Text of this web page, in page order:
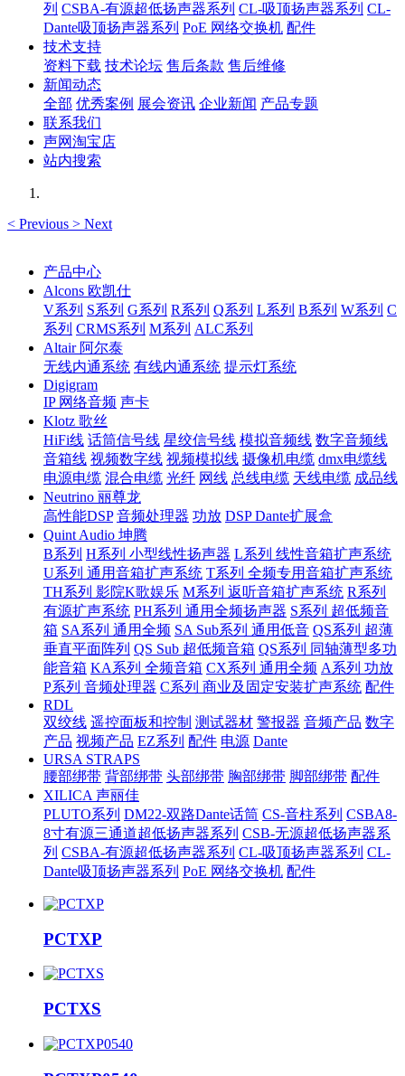
列 CSBA-有源超低扬声器系列 CL-吸顶扬声器系列 CL-
Dante吸顶扬声器系列 PoE 网络交换机 配件
技术支持
资料下载 技术论坛 售后条款 售后维修
新闻动态
全部 优秀案例 展会资讯 企业新闻 产品专题
联系我们
声网淘宝店
站内搜索
< Previous > Next
产品中心
Alcons 欧凯仕
V系列 S系列 G系列 R系列 Q系列 L系列 B系列 W系列 C
系列 CRMS系列 M系列 ALC系列
Altair 阿尔泰
无线内通系统 有线内通系统 提示灯系统
Digigram
IP 网络音频 声卡
Klotz 歌丝
HiFi线 话筒信号线 星绞信号线 模拟音频线 数字音频线
音箱线 视频数字线 视频模拟线 摄像机电缆 dmx电缆线
电源电缆 混合电缆 光纤 网线 总线电缆 天线电缆 成品线
Neutrino 丽尊龙
高性能DSP 音频处理器 功放 DSP Dante扩展盒
Quint Audio 坤腾
B系列 H系列 小型线性扬声器 L系列 线性音箱扩声系统
U系列 通用音箱扩声系统 T系列 全频专用音箱扩声系统
TH系列 影院K歌娱乐 M系列 返听音箱扩声系统 R系列
有源扩声系统 PH系列 通用全频扬声器 S系列 超低频音
箱 SA系列 通用全频 SA Sub系列 通用低音 QS系列 超薄
垂直平面阵列 QS Sub 超低频音箱 QS系列 同轴薄型多功
能音箱 KA系列 全频音箱 CX系列 通用全频 A系列 功放
P系列 音频处理器 C系列 商业及固定安装扩声系统 配件
RDL
双绞线 遥控面板和控制 测试器材 警报器 音频产品 数字
产品 视频产品 EZ系列 配件 电源 Dante
URSA STRAPS
腰部绑带 背部绑带 头部绑带 胸部绑带 脚部绑带 配件
XILICA 声丽佳
PLUTO系列 DM22-双路Dante话筒 CS-音柱系列 CSBA8-
8寸有源三通道超低扬声器系列 CSB-无源超低扬声器系
列 CSBA-有源超低扬声器系列 CL-吸顶扬声器系列 CL-
Dante吸顶扬声器系列 PoE 网络交换机 配件
PCTXP
PCTXS